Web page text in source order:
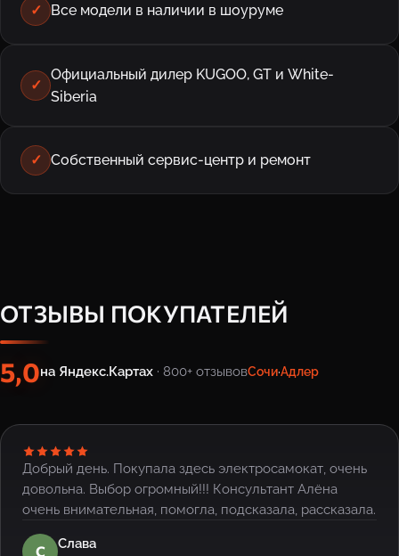
✓ Все модели в наличии в шоуруме
✓
Официальный дилер KUGOO, GT и White-
Siberia
✓ Собственный сервис-центр и ремонт
ОТЗЫВЫ ПОКУПАТЕЛЕЙ
5,0на Яндекс.Картах · 800+ отзывовСочи·Адлер
Добрый день. Покупала здесь электросамокат, очень
довольна. Выбор огромный!!! Консультант Алёна
очень внимательная, помогла, подсказала, рассказала.
С Слава